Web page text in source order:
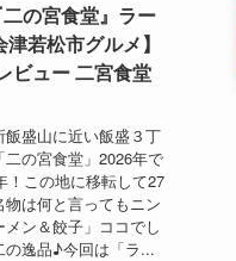
の宮食堂』ラー
若松市グルメ】
ビュー 二宮食堂
盛山に近い飯盛３丁
の宮食堂」2026年で
！この地に移転して27
は何と言ってもニン
ン＆餃子」ココでし
の逸品♪今回は「ラ...